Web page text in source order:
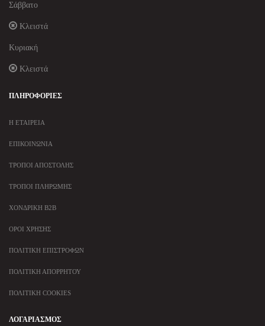
Σάββατο
Κλειστά
Κυριακή
Κλειστά
ΠΛΗΡΟΦΟΡΊΕΣ
Η ΕΤΑΙΡΕΊΑ
ΕΠΙΚΟΙΝΩΝΊΑ
ΤΡΌΠΟΙ ΑΠΟΣΤΟΛΉΣ
ΤΡΌΠΟΙ ΠΛΗΡΩΜΉΣ
ΧΟΝΔΡΙΚΉ B2B
ΌΡΟΙ ΧΡΉΣΗΣ
ΠΟΛΙΤΙΚΉ ΕΠΙΣΤΡΟΦΏΝ
ΠΟΛΙΤΙΚΉ ΑΠΟΡΡΉΤΟΥ
ΠΟΛΙΤΙΚΉ COOKIES
ΛΟΓΑΡΙΑΣΜΌΣ